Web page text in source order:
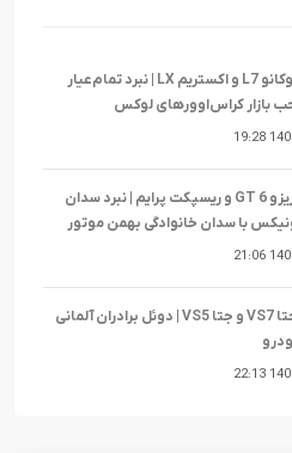
مقایسه لوکانو L7 و اکستریم LX | نبرد تمام‌عیار
بازار کراس‌اوورهای لوکس
مقایسه آریزو 6 GT و ریسپکت پرایم | نبرد سدان
با سدان خانوادگی بهمن موتور
مقایسه جتا VS7 و جتا VS5 | دوئل برادران آلمانی